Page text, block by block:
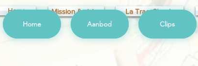
Home Aanbod Clips
Home Mission & vision La Trao Classic